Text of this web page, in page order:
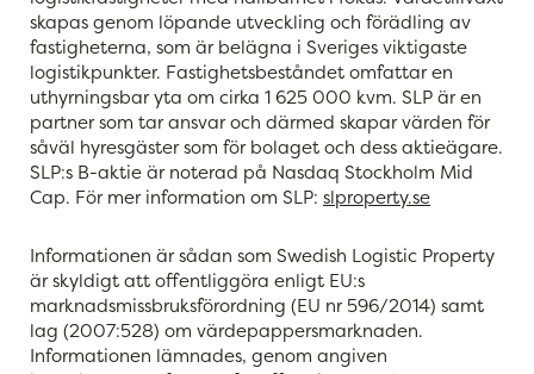
skapas genom löpande utveckling och förädling av
fastigheterna, som är belägna i Sveriges viktigaste
logistikpunkter. Fastighetsbeståndet omfattar en
uthyrningsbar yta om cirka 1 625 000 kvm. SLP är en
partner som tar ansvar och därmed skapar värden för
såväl hyresgäster som för bolaget och dess aktieägare.
SLP:s B-aktie är noterad på Nasdaq Stockholm Mid
Cap. För mer information om SLP: slproperty.se
Informationen är sådan som Swedish Logistic Property
är skyldigt att offentliggöra enligt EU:s
marknadsmissbruksförordning (EU nr 596/2014) samt
lag (2007:528) om värdepappersmarknaden.
Informationen lämnades, genom angiven